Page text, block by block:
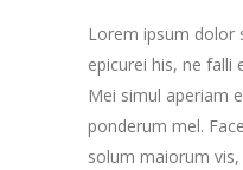
Lorem ipsum dolor
epicurei his, ne falli
Mei simul aperiam
ponderum mel.
solum maiorum